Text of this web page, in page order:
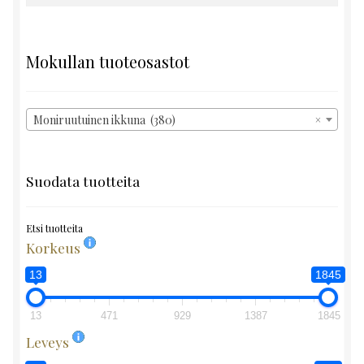
Mokullan tuoteosastot
×
Moniruutuinen ikkuna (380)
Suodata tuotteita
Etsi tuotteita
Korkeus
13 1845
13 471 929 1387 1845
Leveys